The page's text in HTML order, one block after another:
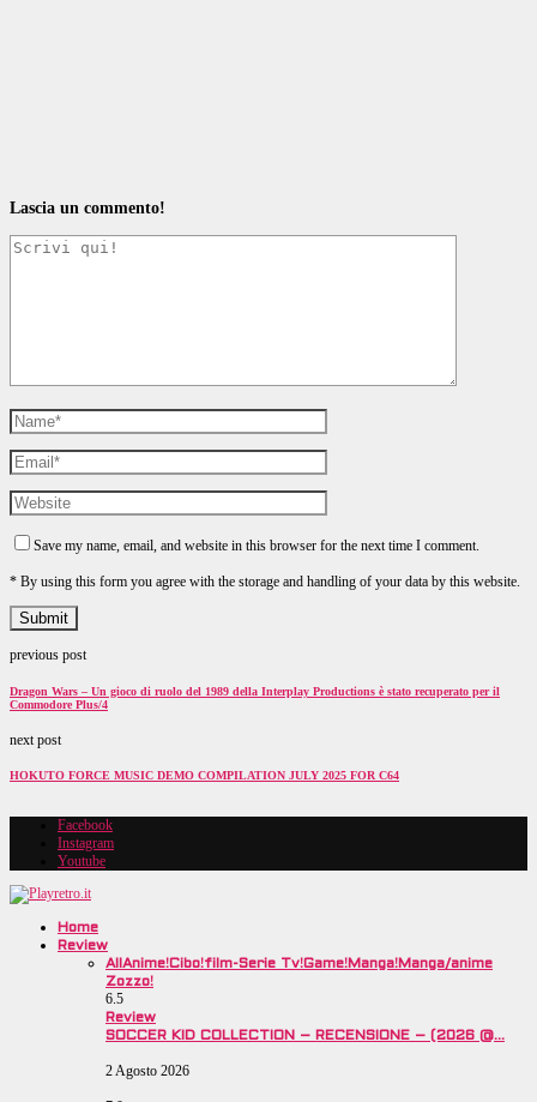
Lascia un commento!
Save my name, email, and website in this browser for the next time I comment.
* By using this form you agree with the storage and handling of your data by this website.
previous post
Dragon Wars – Un gioco di ruolo del 1989 della Interplay Productions è stato recuperato per il
Commodore Plus/4
next post
HOKUTO FORCE MUSIC DEMO COMPILATION JULY 2025 FOR C64
Facebook
Instagram
Youtube
Home
Review
All Anime!Cibo!film-Serie Tv!Game!Manga!Manga/anime
Zozzo!
6.5
Review
SOCCER KID COLLECTION – RECENSIONE – (2026 @…
2 Agosto 2026